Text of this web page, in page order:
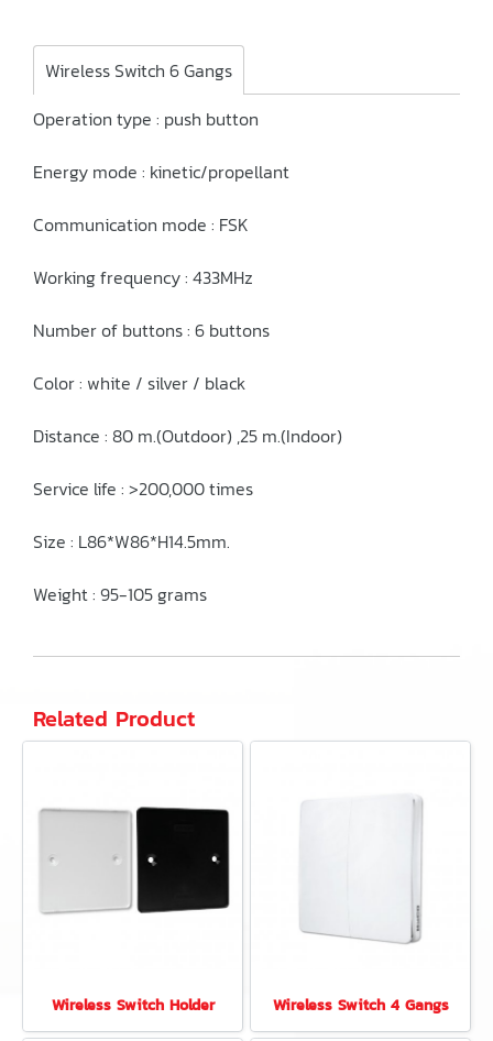
Wireless Switch 6 Gangs
Operation type : push button
Energy mode : kinetic/propellant
Communication mode : FSK
Working frequency : 433MHz
Number of buttons : 6 buttons
Color : white / silver / black
Distance : 80 m.(Outdoor) ,25 m.(Indoor)
Service life : >200,000 times
Size : L86*W86*H14.5mm.
Weight : 95-105 grams
Related Product
Wireless Switch Holder Wireless Switch 4 Gangs